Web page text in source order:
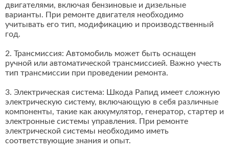
двигателями, включая бензиновые и дизельные
варианты. При ремонте двигателя необходимо
учитывать его тип, модификацию и производственный
год.
2. Трансмиссия: Автомобиль может быть оснащен
ручной или автоматической трансмиссией. Важно учесть
тип трансмиссии при проведении ремонта.
3. Электрическая система: Шкода Рапид имеет сложную
электрическую систему, включающую в себя различные
компоненты, такие как аккумулятор, генератор, стартер и
электронные системы управления. При ремонте
электрической системы необходимо иметь
соответствующие знания и опыт.